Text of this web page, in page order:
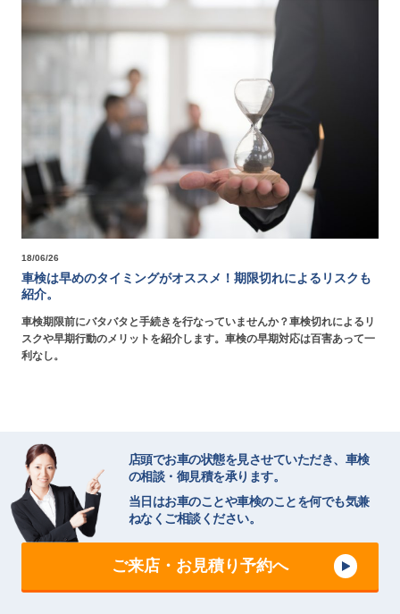
18/06/26
車検は早めのタイミングがオススメ！期限切れによるリスクも
紹介。
車検期限前にバタバタと手続きを行なっていませんか？車検切れによるリ
スクや早期行動のメリットを紹介します。車検の早期対応は百害あって一
利なし。
店頭でお車の状態を見させていただき、車検
の相談・御見積を承ります。
当日はお車のことや車検のことを何でも気兼
ねなくご相談ください。
ご来店・お見積り予約へ